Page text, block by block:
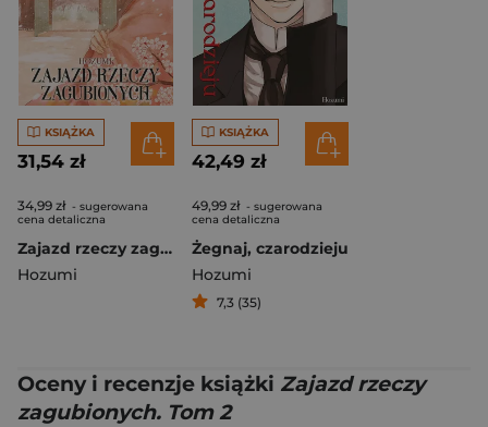
KSIĄŻKA
31,54 zł
34,99 zł - sugerowana
cena detaliczna
Zajazd rzeczy zagubionych. Tom 1
Hozumi
KSIĄŻKA
42,49 zł
49,99 zł - sugerowana
cena detaliczna
Żegnaj, czarodzieju
Hozumi
7,3 (35)
Oceny i recenzje książki Zajazd rzeczy
zagubionych. Tom 2